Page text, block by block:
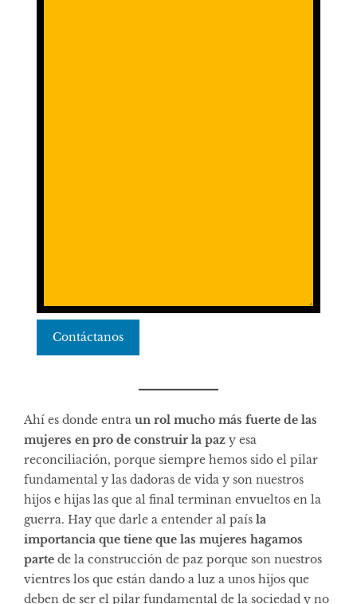
Contáctanos
Ahí es donde entra un rol mucho más fuerte de las
mujeres en pro de construir la paz y esa
reconciliación, porque siempre hemos sido el pilar
fundamental y las dadoras de vida y son nuestros
hijos e hijas las que al final terminan envueltos en la
guerra. Hay que darle a entender al país la
importancia que tiene que las mujeres hagamos
parte de la construcción de paz porque son nuestros
vientres los que están dando a luz a unos hijos que
deben de ser el pilar fundamental de la sociedad y no